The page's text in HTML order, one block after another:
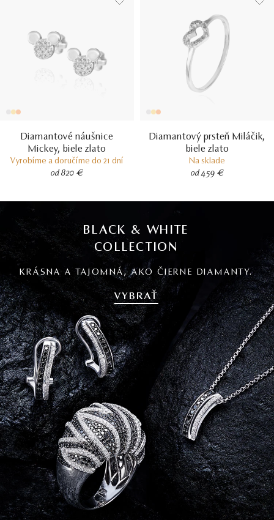
Diamantové náušnice
Mickey, biele zlato
Vyrobíme a doručíme do 21 dní
od 820 €
Diamantový prsteň Miláčik,
biele zlato
Na sklade
od 459 €
BLACK & WHITE
COLLECTION
KRÁSNA A TAJOMNÁ, AKO ČIERNE DIAMANTY.
VYBRAŤ